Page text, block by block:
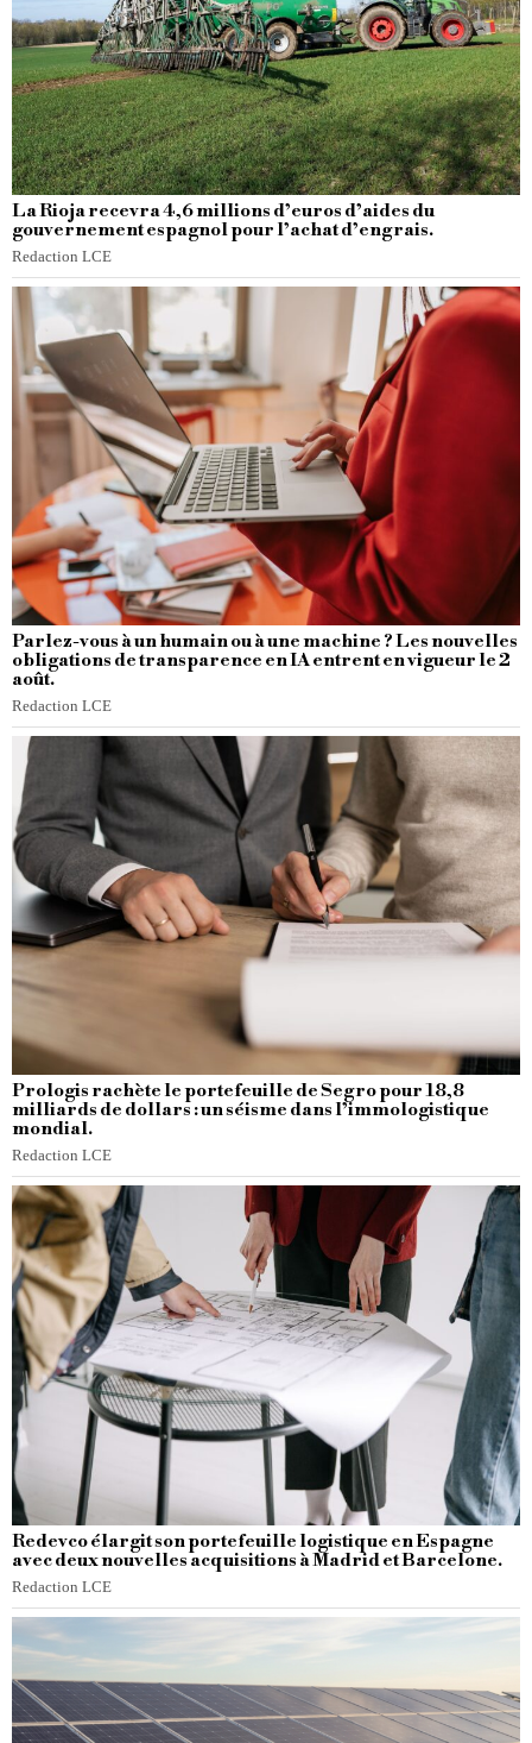
La Rioja recevra 4,6 millions d’euros d’aides du
gouvernement espagnol pour l’achat d’engrais.
Redaction LCE
Parlez-vous à un humain ou à une machine ? Les nouvelles
obligations de transparence en IA entrent en vigueur le 2
août.
Redaction LCE
Prologis rachète le portefeuille de Segro pour 18,8
milliards de dollars : un séisme dans l’immologistique
mondial.
Redaction LCE
Redevco élargit son portefeuille logistique en Espagne
avec deux nouvelles acquisitions à Madrid et Barcelone.
Redaction LCE